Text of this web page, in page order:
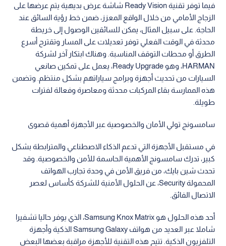
فيما توفر تقنية Ready Vision شاشة عرض بديهية يتم عرضها على
الزجاج الأمامي من خلال الواقع المعزز، ضمن خط رؤية السائق عند
الحاجة. على سبيل المثال، يمكن للسائقين الوصول إلى خريطة
محدثة في الوقت الفعلي توفر تعديلات على المسار وتقترح أسرع
الطرق أو محطات التوقف المناسبة. وهناك ابتكار آخر لشركة
HARMAN، وهو Ready Upgrade، يعمل على تمكين صانعي
السيارات من تحديث أجهزة وبرامج سياراتهم بشكل منتظم. وتضمن
هذه الممارسة بقاء المركبات محدثة ومعاصرة وفعالة لفترات
طويلة.
سامسونج تولي الأمان والخصوصية عبر الأجهزة أهمية قصوى
في مستقبل الأجهزة التي تدعم الذكاء الاصطناعي والمترابطة بشكل
كبير، تدرك سامسونج الأهمية الحاسمة للأمن والخصوصية. وقد
تحدث شين بايك، من فريق الأمن في وحدة تجارب الهواتف
المحمولة Security، عن الحلول الأمنية للشركة كأساس لعصر
الاتصال الفائق.
أحد هذه الحلول هو Samsung Knox Matrix، الذي يوفر حاليا تشفيرا
شاملا عبر العديد من هواتف Samsung Galaxy الذكية وأجهزة
التلفزيون الذكية. تتيح هذه التقنية للأجهزة مراقبة بعضها البعض